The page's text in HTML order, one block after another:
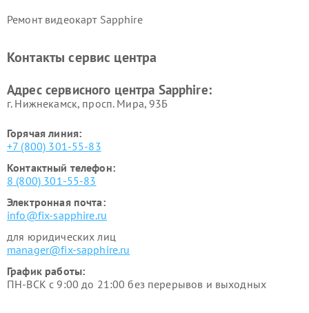
Ремонт видеокарт Sapphire
Контакты сервис центра
Адрес сервисного центра Sapphire:
г. Нижнекамск, просп. Мира, 93Б
Горячая линия:
+7 (800) 301-55-83
Контактный телефон:
8 (800) 301-55-83
Электронная почта:
info@fix-sapphire.ru
для юридических лиц
manager@fix-sapphire.ru
График работы:
ПН-ВСК с 9:00 до 21:00 без перерывов и выходных